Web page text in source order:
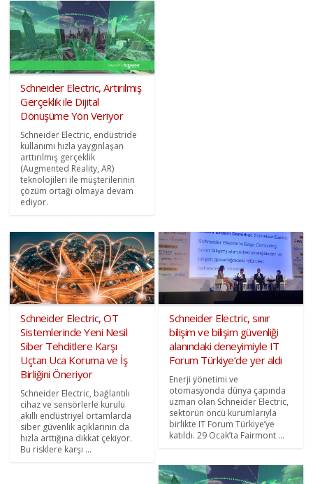
Schneider Electric, Artırılmış
Gerçeklik ile Dijital
Dönüşüme Yön Veriyor
Schneider Electric, endüstride
kullanımı hızla yaygınlaşan
arttırılmış gerçeklik
(Augmented Reality, AR)
teknolojileri ile müşterilerinin
çözüm ortağı olmaya devam
ediyor.
Schneider Electric, OT
Sistemlerinde Yeni Nesil
Siber Tehditlere Karşı
Uçtan Uca Koruma ve İş
Birliğini Öneriyor
Schneider Electric, bağlantılı
cihaz ve sensörlerle kurulu
akıllı endüstriyel ortamlarda
siber güvenlik açıklarının da
hızla arttığına dikkat çekiyor.
Bu risklere karşı ...
Schneider Electric, sınır
bilişim ve bilişim güvenliği
alanındaki deneyimiyle IT
Forum Türkiye’de yer aldı
Enerji yönetimi ve
otomasyonda dünya çapında
uzman olan Schneider Electric,
sektörün öncü kurumlarıyla
birlikte IT Forum Türkiye’ye
katıldı. 29 Ocak’ta Fairmont ...